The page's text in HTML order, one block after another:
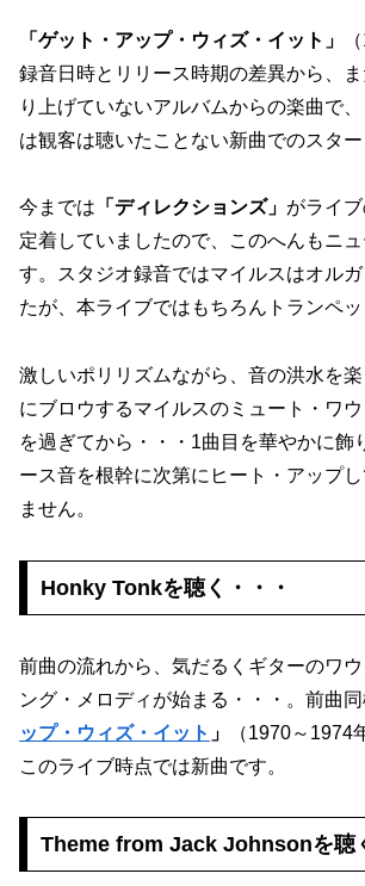
「ゲット・アップ・ウィズ・イット」
録音日時とリリース時期の差異から、
り上げていないアルバムからの楽曲で
は観客は聴いたことない新曲でのスター
今までは 「ディレクションズ」 がライ
定着していましたので、このへんもニ
す。スタジオ録音ではマイルスはオル
たが、本ライブではもちろんトランペッ
激しいポリリズムながら、音の洪水を
にブロウするマイルスのミュート・ワ
を過ぎてから・・・1曲目を華やかに飾
ース音を根幹に次第にヒート・アップ
ません。
Honky Tonkを聴く・・・
前曲の流れから、気だるくギターのワ
ング・メロディが始まる・・・。前曲同
ップ・ウィズ・イット 」
（1970～1974
このライブ時点では新曲です。
Theme from Jack Johnsonを聴